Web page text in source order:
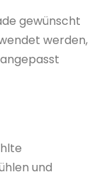
gewünscht
werden,
und